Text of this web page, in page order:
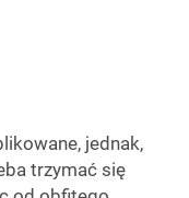
jednak,
trzymać się